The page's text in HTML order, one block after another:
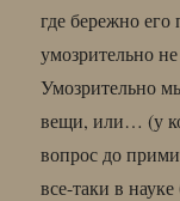
где бережно
умозрительно
Умозрительно
вещи, или… (у
вопрос до
все-таки в